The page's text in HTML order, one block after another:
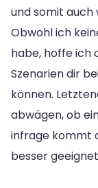
und somit auch
Obwohl ich
habe, hoffe ich
Szenarien dir
können.
abwägen, ob
infrage kommt
besser